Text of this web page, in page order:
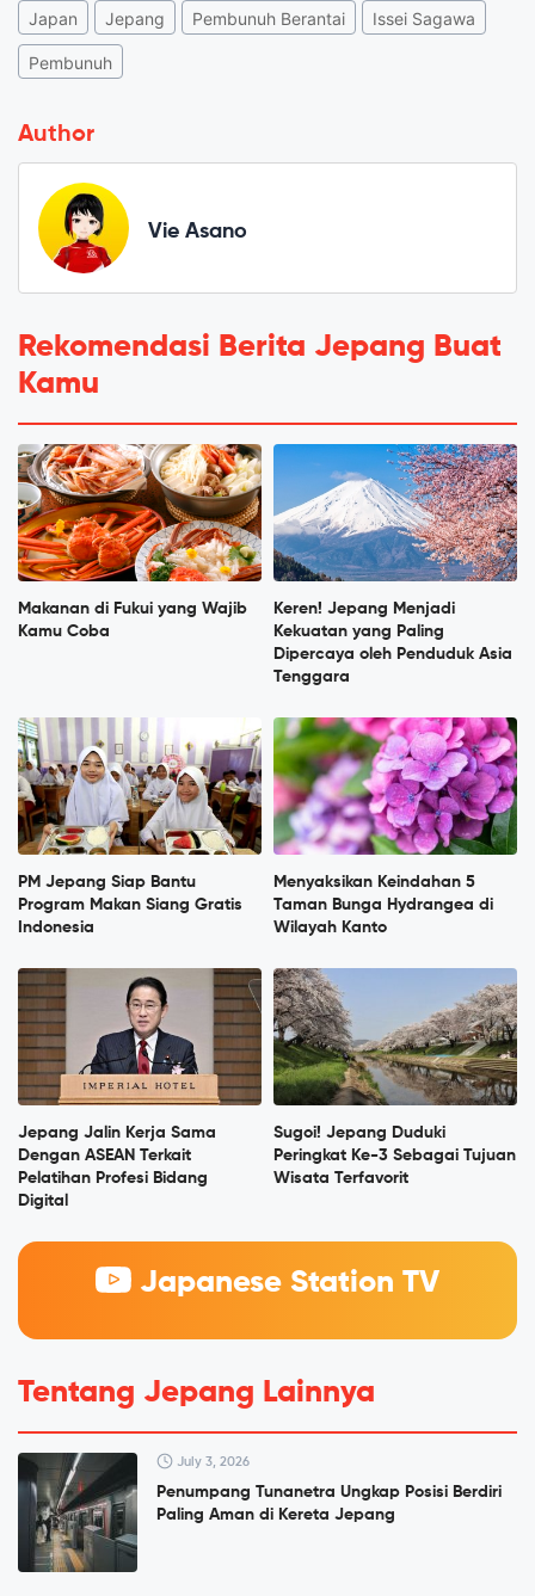
Japan Jepang Pembunuh Berantai Issei Sagawa
Pembunuh
Author
Vie Asano
Rekomendasi Berita Jepang Buat
Kamu
Makanan di Fukui yang Wajib
Kamu Coba
Keren! Jepang Menjadi
Kekuatan yang Paling
Dipercaya oleh Penduduk Asia
Tenggara
PM Jepang Siap Bantu
Program Makan Siang Gratis
Indonesia
Menyaksikan Keindahan 5
Taman Bunga Hydrangea di
Wilayah Kanto
Jepang Jalin Kerja Sama
Dengan ASEAN Terkait
Pelatihan Profesi Bidang
Digital
Sugoi! Jepang Duduki
Peringkat Ke-3 Sebagai Tujuan
Wisata Terfavorit
Japanese Station TV
Tentang Jepang Lainnya
July 3, 2026
Penumpang Tunanetra Ungkap Posisi Berdiri
Paling Aman di Kereta Jepang